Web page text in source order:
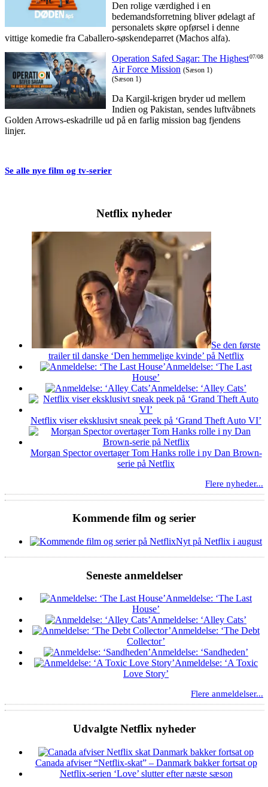
Den rolige værdighed i en
bedemandsforretning bliver ødelagt af
personalets skøre opførsel i denne
vittige komedie fra Caballero-søskendeparret (Machos alfa).
07/08
Operation Safed Sagar: The Highest
Air Force Mission (Sæson 1)
(Sæson 1)
Da Kargil-krigen bryder ud mellem
Indien og Pakistan, sendes luftvåbnets
Golden Arrows-eskadrille ud på en farlig mission bag fjendens
linjer.
Se alle nye film og tv-serier
Netflix nyheder
Se den første
trailer til danske ‘Den hemmelige kvinde’ på Netflix
Anmeldelse: ‘The Last
House’
Anmeldelse: ‘Alley Cats’
Netflix viser eksklusivt sneak peek på ‘Grand Theft Auto VI’
Morgan Spector overtager Tom Hanks rolle i ny Dan Brown-
serie på Netflix
Flere nyheder...
Kommende film og serier
Nyt på Netflix i august
Seneste anmeldelser
Anmeldelse: ‘The Last
House’
Anmeldelse: ‘Alley Cats’
Anmeldelse: ‘The Debt
Collector’
Anmeldelse: ‘Sandheden’
Anmeldelse: ‘A Toxic
Love Story’
Flere anmeldelser...
Udvalgte Netflix nyheder
Canada afviser “Netflix-skat” – Danmark bakker fortsat op
Netflix-serien ‘Love’ slutter efter næste sæson